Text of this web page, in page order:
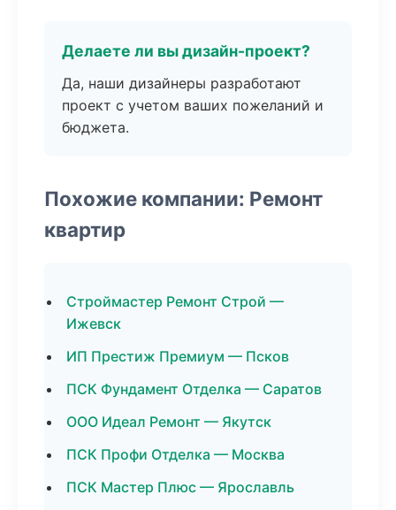
Делаете ли вы дизайн-проект?
Да, наши дизайнеры разработают
проект с учетом ваших пожеланий и
бюджета.
Похожие компании: Ремонт
квартир
Строймастер Ремонт Строй —
Ижевск
ИП Престиж Премиум — Псков
ПСК Фундамент Отделка — Саратов
ООО Идеал Ремонт — Якутск
ПСК Профи Отделка — Москва
ПСК Мастер Плюс — Ярославль